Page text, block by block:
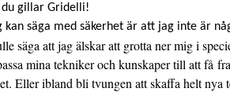
du gillar Gridelli!
kan säga med säkerhet är att jag inte är
säga att jag älskar att grotta ner mig i
mina tekniker och kunskaper till att få
Eller ibland bli tvungen att skaffa helt nya